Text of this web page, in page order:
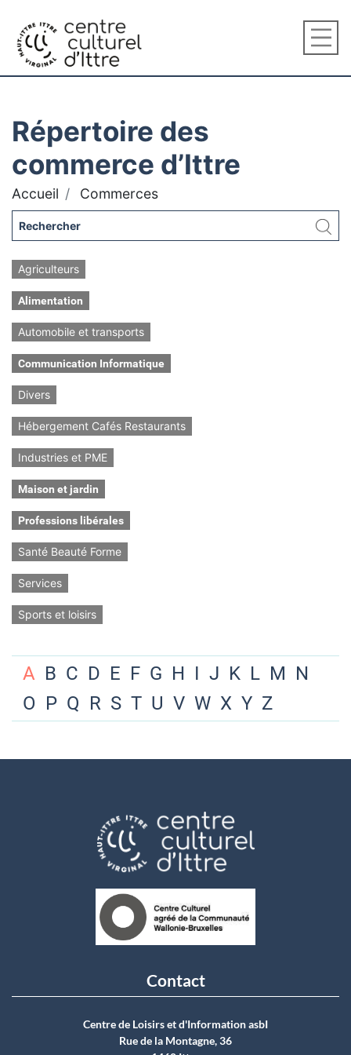
Répertoire des
commerce d’Ittre
Accueil Commerces
Agriculteurs
Alimentation
Automobile et transports
Communication Informatique
Divers
Hébergement Cafés Restaurants
Industries et PME
Maison et jardin
Professions libérales
Santé Beauté Forme
Services
Sports et loisirs
A B C D E F G H I J K L M N
O P Q R S T U V W X Y Z
Contact
Centre de Loisirs et d'Information asbI
Rue de la Montagne, 36